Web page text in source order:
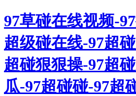
97草碰在线视频-
超级碰在线-97超
超碰狠狠操-97超
瓜-97超碰碰-97超